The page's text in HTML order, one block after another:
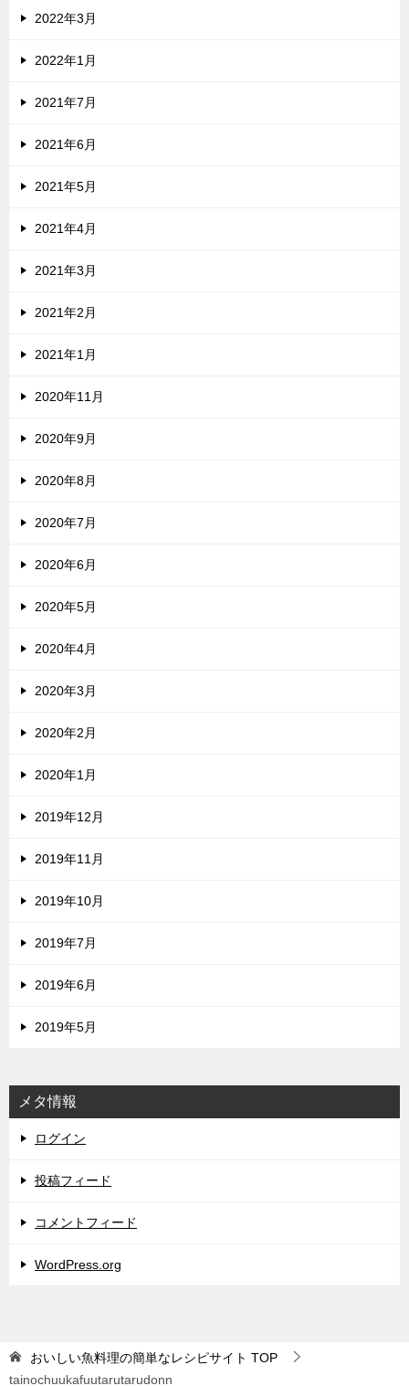
2022年3月
2022年1月
2021年7月
2021年6月
2021年5月
2021年4月
2021年3月
2021年2月
2021年1月
2020年11月
2020年9月
2020年8月
2020年7月
2020年6月
2020年5月
2020年4月
2020年3月
2020年2月
2020年1月
2019年12月
2019年11月
2019年10月
2019年7月
2019年6月
2019年5月
メタ情報
ログイン
投稿フィード
コメントフィード
WordPress.org
おいしい魚料理の簡単なレシピサイト TOP
tainochuukafuutarutarudonn